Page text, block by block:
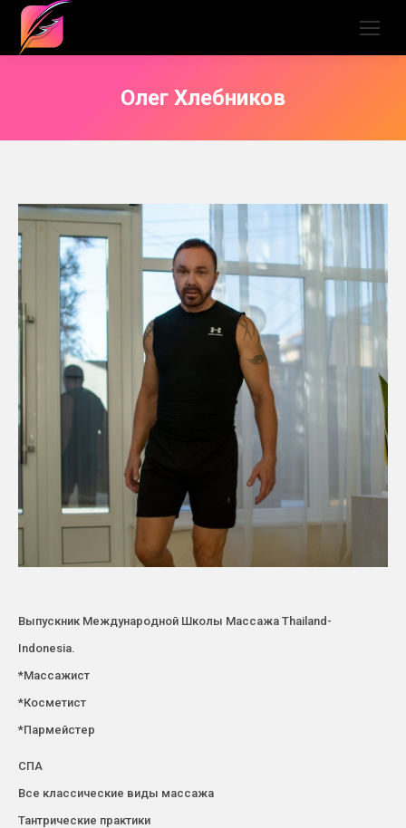
Олег Хлебников
Выпускник Международной Школы Массажа Thailand-
Indonesia.
*Массажист
*Косметист
*Пармейстер
СПА
Все классические виды массажа
Тантрические практики